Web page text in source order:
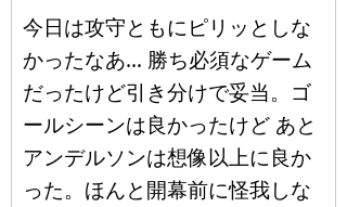
今日は攻守ともにピリッとしな
かったなあ… 勝ち必須なゲーム
だったけど引き分けで妥当。ゴ
ールシーンは良かったけど あと
アンデルソンは想像以上に良か
った。ほんと開幕前に怪我しな